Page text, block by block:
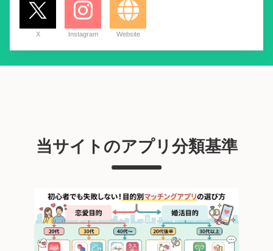
X Instagram Website
当サイトのアプリ分類基準